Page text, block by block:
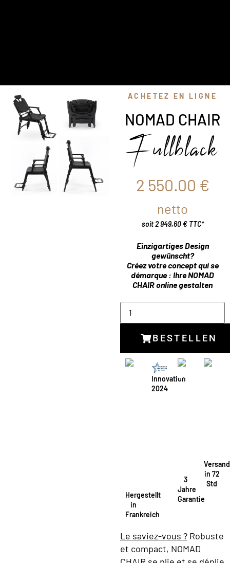
ACHETEZ EN LIGNE
NOMAD CHAIR
Fullblack
2 550.00 €
netto
soit 2 949,60 € TTC*
Einzigartiges Design
gewünscht?
Créez votre concept qui se
démarque : Ihre NOMAD
CHAIR online gestalten
BESTELLEN
Hergestellt
in
Frankreich
Innovation
2024
3
Jahre
Garantie
Versand
in 72
Std
Le saviez-vous ? Robuste
et compact, NOMAD